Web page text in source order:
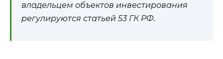
владельцем объектов инвестирования
регулируются статьей 53 ГК РФ.